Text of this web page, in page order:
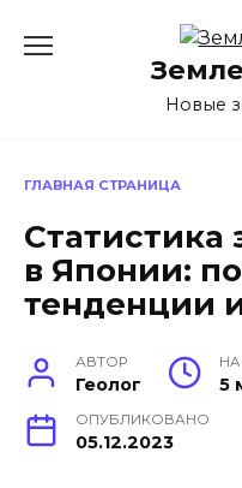
Новые
ГЛАВНАЯ СТРАНИЦА
Статистика
в Японии:
тенденции
АВТОР
Геолог
НА
5
ОПУБЛИКОВАНО
05.12.2023